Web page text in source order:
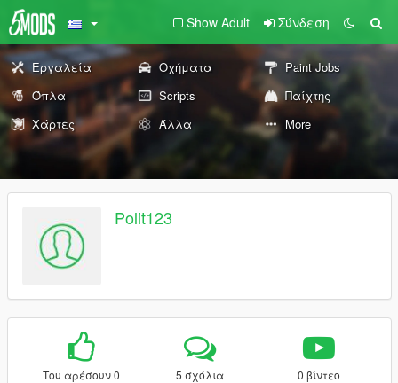
Show Adult Σύνδεση
Εργαλεία Οχήματα
Paint Jobs
Όπλα
Scripts
Παίχτης
Χάρτες
Άλλα More
Polit123
Του αρέσουν 0
5 σχόλια 0 βίντεο